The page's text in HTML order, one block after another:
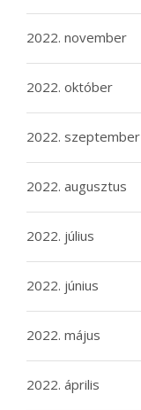
2022. november
2022. október
2022. szeptember
2022. augusztus
2022. július
2022. június
2022. május
2022. április